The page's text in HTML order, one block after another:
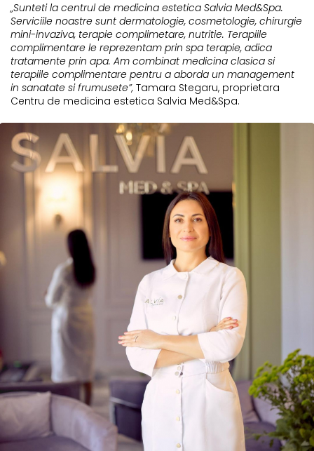
„Sunteti la centrul de medicina estetica Salvia Med&Spa.
Serviciile noastre sunt dermatologie, cosmetologie, chirurgie
mini-invaziva, terapie complimetare, nutritie. Terapiile
complimentare le reprezentam prin spa terapie, adica
tratamente prin apa. Am combinat medicina clasica si
terapiile complimentare pentru a aborda un management
in sanatate si frumusete”, Tamara Stegaru, proprietara
Centru de medicina estetica Salvia Med&Spa.